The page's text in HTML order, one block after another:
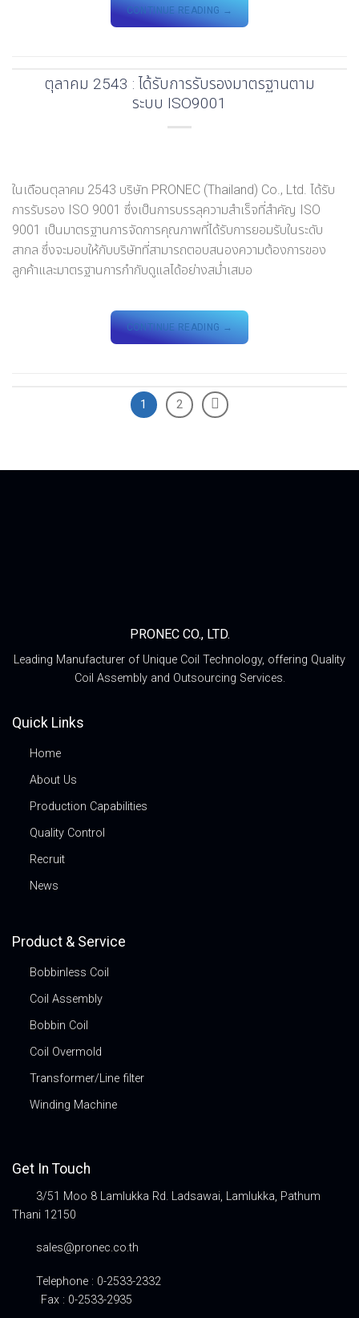
CONTINUE READING →
ตุลาคม 2543 : ได้รับการรับรองมาตรฐานตาม
ระบบ ISO9001
ในเดือนตุลาคม 2543 บริษัท PRONEC (Thailand) Co., Ltd. ได้รับ
การรับรอง ISO 9001 ซึ่งเป็นการบรรลุความสำเร็จที่สำคัญ ISO
9001 เป็นมาตรฐานการจัดการคุณภาพที่ได้รับการยอมรับในระดับ
สากล ซึ่งจะมอบให้กับบริษัทที่สามารถตอบสนองความต้องการของ
ลูกค้าและมาตรฐานการกำกับดูแลได้อย่างสม่ำเสมอ
CONTINUE READING →
1 2
PRONEC CO., LTD.
Leading Manufacturer of Unique Coil Technology, offering Quality
Coil Assembly and Outsourcing Services.
Quick Links
Home
About Us
Production Capabilities
Quality Control
Recruit
News
Product & Service
Bobbinless Coil
Coil Assembly
Bobbin Coil
Coil Overmold
Transformer/Line filter
Winding Machine
Get In Touch
3/51 Moo 8 Lamlukka Rd. Ladsawai, Lamlukka, Pathum
Thani 12150
sales@pronec.co.th
Telephone : 0-2533-2332
Fax : 0-2533-2935